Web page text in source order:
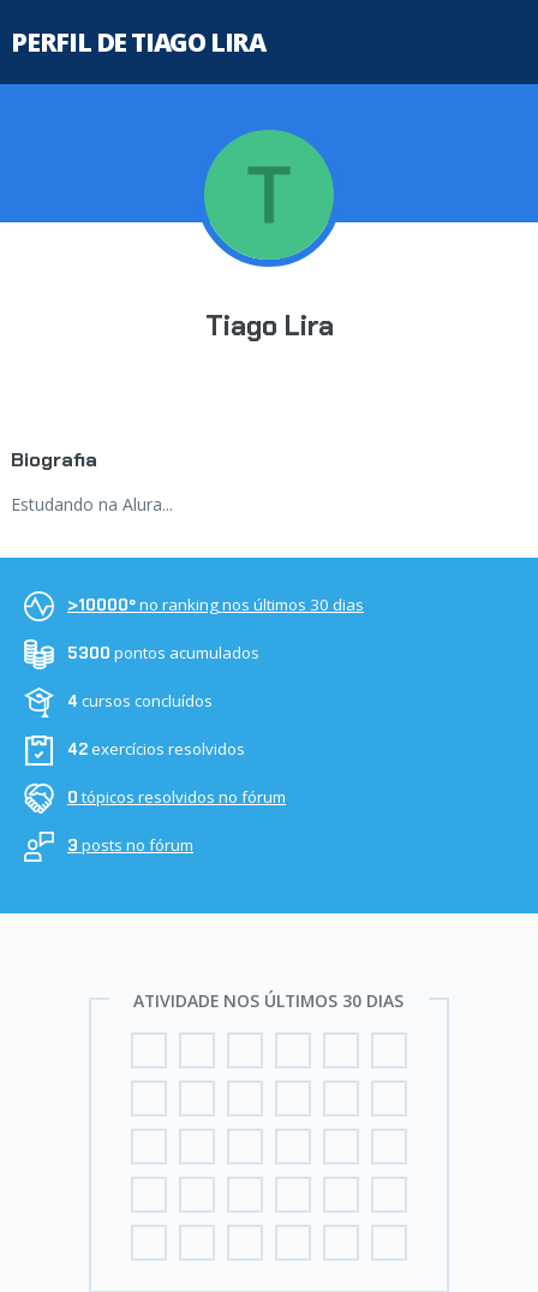
PERFIL DE TIAGO LIRA
Tiago Lira
Biografia
Estudando na Alura...
>10000ºno ranking nos últimos 30 dias
5300 pontos acumulados
4cursos concluídos
42exercícios resolvidos
0 tópicos resolvidos no fórum
3 posts no fórum
ATIVIDADE NOS ÚLTIMOS 30 DIAS